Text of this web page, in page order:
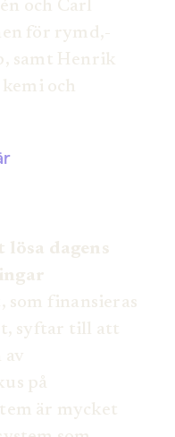
och Carl
för rymd,-
samt Henrik
och
dagens
som finansieras
syftar till att
av
på
är mycket